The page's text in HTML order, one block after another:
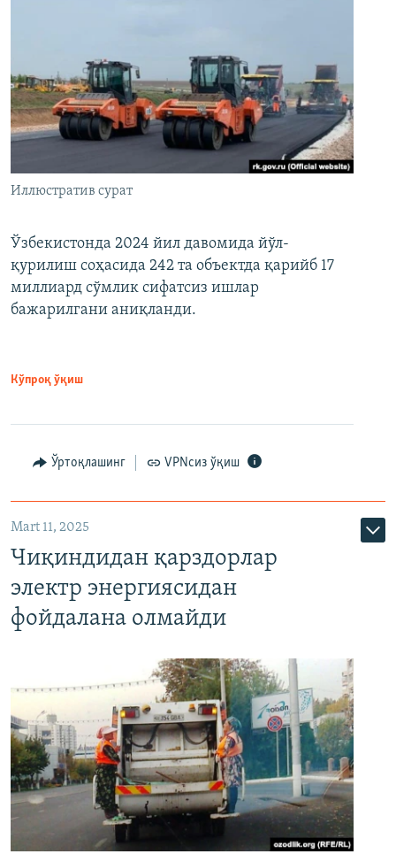
Иллюстратив сурат
Ўзбекистонда 2024 йил давомида йўл-
қурилиш соҳасида 242 та объектда қарийб 17
миллиард сўмлик сифатсиз ишлар
бажарилгани аниқланди.
Кўпроқ ўқиш
Ўртоқлашинг VPNсиз ўқиш
Mart 11, 2025
Чиқиндидан қарздорлар
электр энергиясидан
фойдалана олмайди